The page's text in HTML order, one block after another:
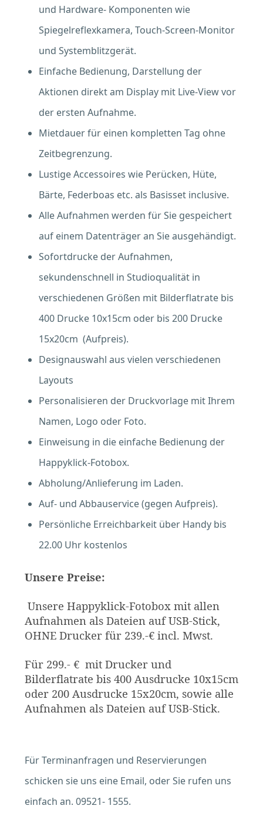
und Hardware- Komponenten wie
Spiegelreflexkamera, Touch-Screen-Monitor
und Systemblitzgerät.
Einfache Bedienung, Darstellung der
Aktionen direkt am Display mit Live-View vor
der ersten Aufnahme.
Mietdauer für einen kompletten Tag ohne
Zeitbegrenzung.
Lustige Accessoires wie Perücken, Hüte,
Bärte, Federboas etc. als Basisset inclusive.
Alle Aufnahmen werden für Sie gespeichert
auf einem Datenträger an Sie ausgehändigt.
Sofortdrucke der Aufnahmen,
sekundenschnell in Studioqualität in
verschiedenen Größen mit Bilderflatrate bis
400 Drucke 10x15cm oder bis 200 Drucke
15x20cm (Aufpreis).
Designauswahl aus vielen verschiedenen
Layouts
Personalisieren der Druckvorlage mit Ihrem
Namen, Logo oder Foto.
Einweisung in die einfache Bedienung der
Happyklick-Fotobox.
Abholung/Anlieferung im Laden.
Auf- und Abbauservice (gegen Aufpreis).
Persönliche Erreichbarkeit über Handy bis
22.00 Uhr kostenlos
Unsere Preise:
Unsere Happyklick-Fotobox mit allen
Aufnahmen als Dateien auf USB-Stick,
OHNE Drucker für 239.-€ incl. Mwst.
Für 299.- € mit Drucker und
Bilderflatrate bis 400 Ausdrucke 10x15cm
oder 200 Ausdrucke 15x20cm, sowie alle
Aufnahmen als Dateien auf USB-Stick.
Für Terminanfragen und Reservierungen
schicken sie uns eine Email, oder Sie rufen uns
einfach an. 09521- 1555.